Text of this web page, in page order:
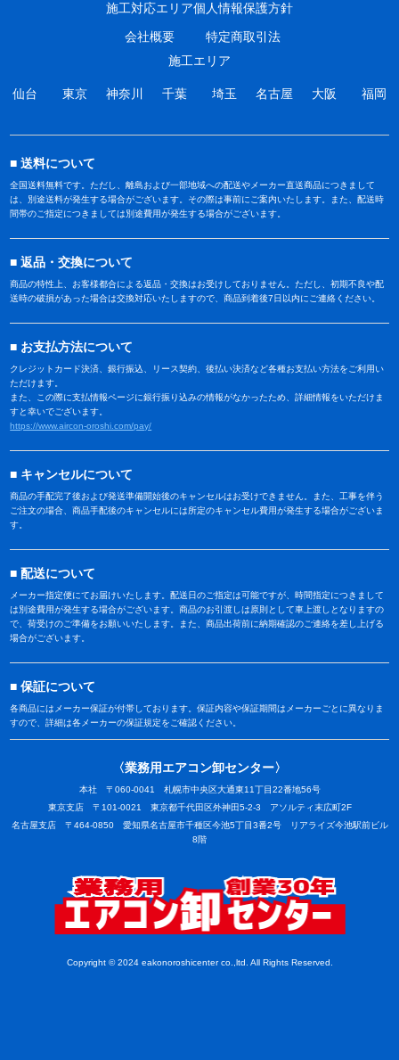
施工対応エリア
会社概要
個人情報保護方針
特定商取引法
施工エリア
仙台 東京 神奈川 千葉 埼玉 名古屋 大阪 福岡
送料について
全国送料無料です。ただし、離島および一部地域への配送やメーカー直送商品につきまして
は、別途送料が発生する場合がございます。その際は事前にご案内いたします。また、配送時
間帯のご指定につきましては別途費用が発生する場合がございます。
返品・交換について
商品の特性上、お客様都合による返品・交換はお受けしておりません。ただし、初期不良や配
送時の破損があった場合は交換対応いたしますので、商品到着後7日以内にご連絡ください。
お支払方法について
クレジットカード決済、銀行振込、リース契約、後払い決済など各種お支払い方法をご利用い
ただけます。
また、この際に支払情報ページに銀行振り込みの情報がなかったため、詳細情報をいただけま
すと幸いでございます。
https://www.aircon-oroshi.com/pay/
キャンセルについて
商品の手配完了後および発送準備開始後のキャンセルはお受けできません。また、工事を伴う
ご注文の場合、商品手配後のキャンセルには所定のキャンセル費用が発生する場合がございま
す。
配送について
メーカー指定便にてお届けいたします。配送日のご指定は可能ですが、時間指定につきまして
は別途費用が発生する場合がございます。商品のお引渡しは原則として車上渡しとなりますの
で、荷受けのご準備をお願いいたします。また、商品出荷前に納期確認のご連絡を差し上げる
場合がございます。
保証について
各商品にはメーカー保証が付帯しております。保証内容や保証期間はメーカーごとに異なりま
すので、詳細は各メーカーの保証規定をご確認ください。
〈業務用エアコン卸センター〉
本社 〒060-0041 札幌市中央区大通東11丁目22番地56号
東京支店 〒101-0021 東京都千代田区外神田5-2-3 アソルティ末広町2F
名古屋支店 〒464-0850 愛知県名古屋市千種区今池5丁目3番2号 リアライズ今池駅前ビル
8階
Copyright © 2024 eakonoroshicenter co.,ltd. All Rights Reserved.